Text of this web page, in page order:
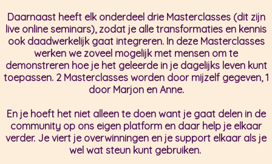
Daarnaast heeft elk onderdeel drie Masterclasses (dit zijn
live online seminars), zodat je alle transformaties en kennis
ook daadwerkelijk gaat integreren. In deze Masterclasses
werken we zoveel mogelijk met mensen om te
demonstreren hoe je het geleerde in je dagelijks leven kunt
toepassen. 2 Masterclasses worden door mijzelf gegeven, 1
door Marjon en Anne.
En je hoeft het niet alleen te doen want je gaat delen in de
community op ons eigen platform en daar help je elkaar
verder. Je viert je overwinningen en je support elkaar als je
wel wat steun kunt gebruiken.